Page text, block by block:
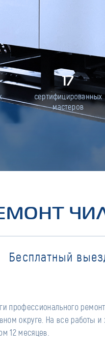
17
сертифицированных
мастеров
Бесплатный
профессионального
округе. На все работы и
12 месяцев.